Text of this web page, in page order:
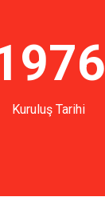
Kuruluş Tarihi